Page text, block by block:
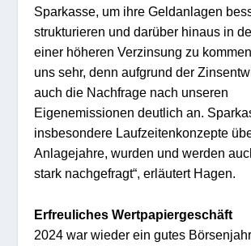
Sparkasse, um ihre Geldanlagen
strukturieren und darüber hinaus in
einer höheren Verzinsung zu
uns sehr, denn aufgrund derZins
auch die Nachfrage nach unseren
Eigenemissionendeutl ich an. Sparka
insbesondere Laufzeitenkonzepte
Anlagejahre, wurden und werden au
stark nachgefragt“, erläutert Hagen.
Erfreuliches Wertpapiergeschäft
2024 warwiederein gutes